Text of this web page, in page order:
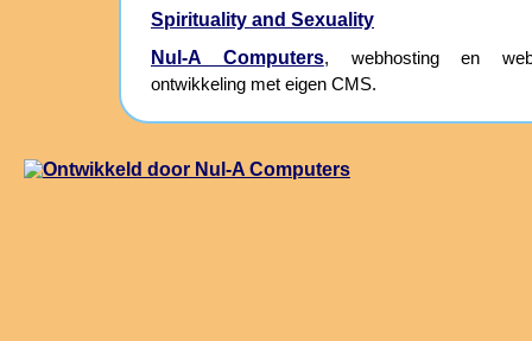
Spirituality and Sexuality
Nul-A Computers, webhosting en
ontwikkeling met eigen CMS.